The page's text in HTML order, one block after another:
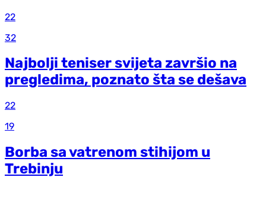
22
32
Najbolji teniser svijeta završio na
pregledima, poznato šta se dešava
22
19
Borba sa vatrenom stihijom u
Trebinju